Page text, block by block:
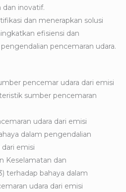
inovatif.
dan menerapkan solusi
efisiensi dan
pencemaran udara.
pencemar udara dari emisi
sumber pencemaran
udara dari emisi
dalam pengendalian
emisi
Keselamatan dan
terhadap bahaya dalam
udara dari emisi